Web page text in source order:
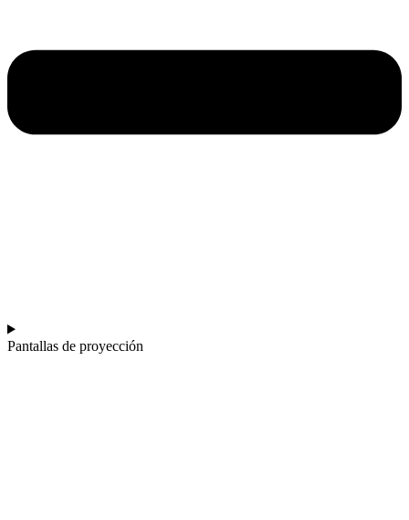
Pantallas de proyección